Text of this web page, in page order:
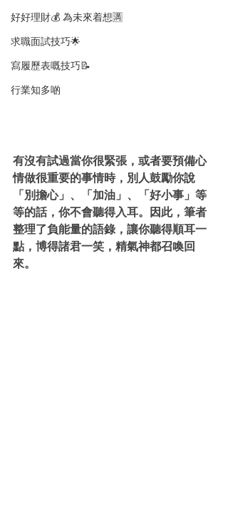
好好理財💰 為未來着想🈵
求職面試技巧🌟
寫履歷表嘅技巧📝
行業知多啲
有沒有試過當你很緊張，或者要預備心
情做很重要的事情時，別人鼓勵你說
「別擔心」、「加油」、「好小事」等
等的話，你不會聽得入耳。因此，筆者
整理了負能量的語錄，讓你聽得順耳一
點，博得諸君一笑，精氣神都召喚回
來。